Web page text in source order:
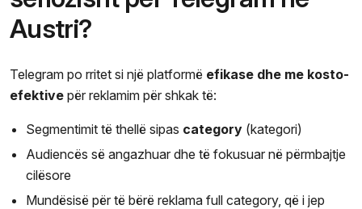
Austri?
Telegram po rritet si një platformë efikase dhe me kosto-
efektive për reklamim për shkak të:
Segmentimit të thellë sipas category (kategori)
Audiencës së angazhuar dhe të fokusuar në përmbajtje
cilësore
Mundësisë për të bërë reklama full category, që i jep